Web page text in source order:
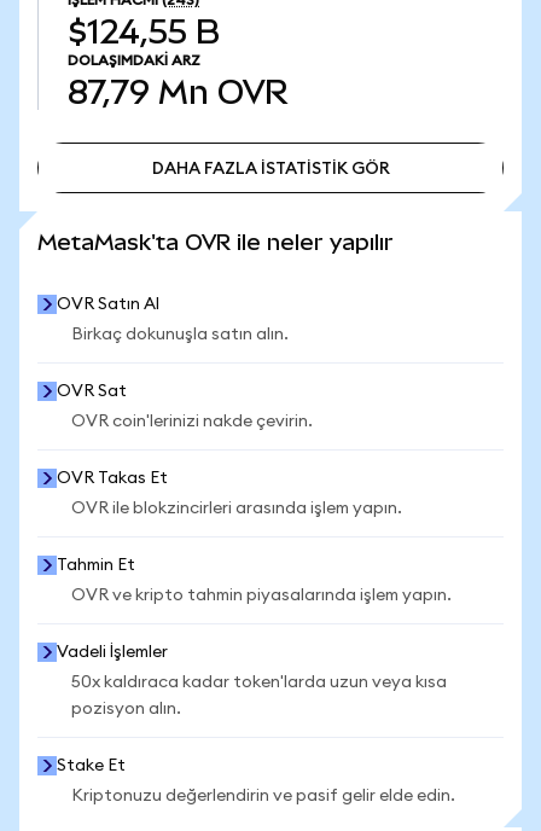
$124,55 B
DOLAŞIMDAKI ARZ
87,79 Mn OVR
DAHA FAZLA İSTATİSTİK GÖR
MetaMask'ta OVR ile neler yapılır
OVR Satın Al
Birkaç dokunuşla satın alın.
OVR Sat
OVR coin'lerinizi nakde çevirin.
OVR Takas Et
OVR ile blokzincirleri arasında işlem yapın.
Tahmin Et
OVR ve kripto tahmin piyasalarında işlem yapın.
Vadeli İşlemler
50x kaldıraca kadar token'larda uzun veya kısa
pozisyon alın.
Stake Et
Kriptonuzu değerlendirin ve pasif gelir elde edin.